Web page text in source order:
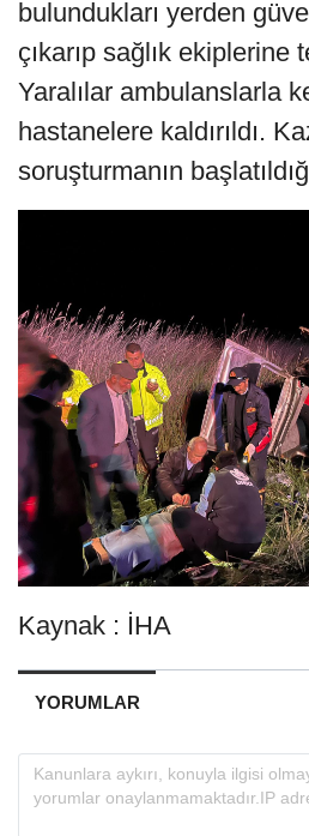
bulundukları yerden
çıkarıp sağlık ekiplerine
Yaralılar ambulanslarla
hastanelere kaldırıldı.
soruşturmanın
Kaynak : İHA
YORUMLAR